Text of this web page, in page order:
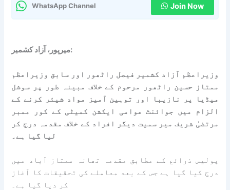
WhatsApp Channel Join Now
میرپور، آزاد کشمیر:
وزیراعظم آزاد کشمیر فیصل راٹھور اور سابق وزیراعظم
ممتاز حسین راٹھور مرحوم کے خلاف مبینہ طور پر سوشل
میڈیا پر نازیبا اور توہین آمیز مواد شیئر کرنے کے
الزام میں جوائنٹ عوامی ایکشن کمیٹی کے کور ممبر
مرتضیٰ شریف میر سمیت دیگر افراد کے خلاف مقدمہ درج کر
لیا گیا ہے۔
پولیس ذرائع کے مطابق مقدمہ تھانہ ممتاز آباد میں
درج کیا گیا ہے جس کے بعد معاملے کی تحقیقات کا آغاز
کر دیا گیا ہے۔